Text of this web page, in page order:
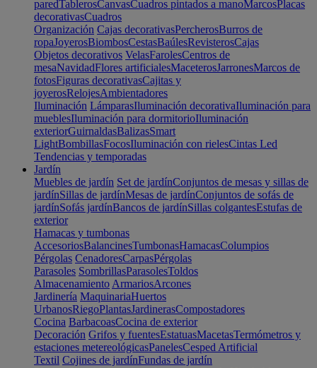
paredTablerosCanvasCuadros pintados a manoMarcosPlacas
decorativasCuadros
Organización Cajas decorativasPercherosBurros de
ropaJoyerosBiombosCestasBaúlesRevisterosCajas
Objetos decorativos VelasFarolesCentros de
mesaNavidadFlores artificialesMaceterosJarronesMarcos de
fotosFiguras decorativasCajitas y
joyerosRelojesAmbientadores
Iluminación LámparasIluminación decorativaIluminación para
mueblesIluminación para dormitorioIluminación
exteriorGuirnaldasBalizasSmart
LightBombillasFocosIluminación con rielesCintas Led
Tendencias y temporadas
Jardín
Muebles de jardín Set de jardínConjuntos de mesas y sillas de
jardínSillas de jardínMesas de jardínConjuntos de sofás de
jardínSofás jardínBancos de jardínSillas colgantesEstufas de
exterior
Hamacas y tumbonas
AccesoriosBalancinesTumbonasHamacasColumpios
Pérgolas CenadoresCarpasPérgolas
Parasoles SombrillasParasolesToldos
Almacenamiento ArmariosArcones
Jardinería MaquinariaHuertos
UrbanosRiegoPlantasJardinerasCompostadores
Cocina BarbacoasCocina de exterior
Decoración Grifos y fuentesEstatuasMacetasTermómetros y
estaciones metereológicasPanelesCesped Artificial
Textil Cojines de jardínFundas de jardín